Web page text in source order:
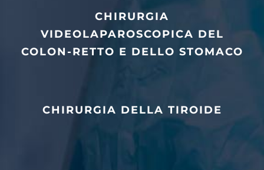
CHIRURGIA
VIDEOLAPAROSCOPICA DEL
COLON-RETTO E DELLO STOMACO
CHIRURGIA DELLA TIROIDE